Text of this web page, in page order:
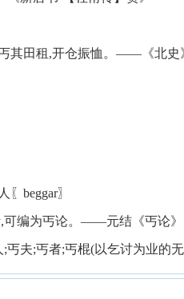
其田租,开仓振恤。——《北史
beggar〗
可编为丐论。——元结《丐论》
;丐夫;丐者;丐棍(以乞讨为业的